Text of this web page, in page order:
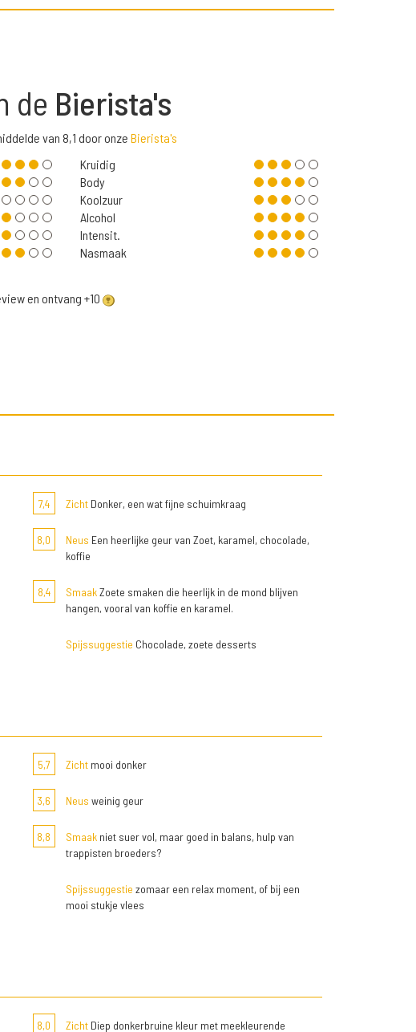
de Bierista's
van 8,1 door onze Bierista's
Kruidig
Body
Koolzuur
Alcohol
Intensit.
Nasmaak
en ontvang +10
7,4 ZichtDonker, een wat fijne schuimkraag
8,0 Neus Een heerlijke geur van Zoet, karamel, chocolade,
koffie
8,4 SmaakZoete smaken die heerlijk in de mond blijven
hangen, vooral van koffie en karamel.
Spijssuggestie Chocolade, zoete desserts
5,7 Zichtmooi donker
3,6 Neus weinig geur
8,8 Smaakniet suer vol, maar goed in balans, hulp van
trappisten broeders?
Spijssuggestie zomaar een relax moment, of bij een
mooi stukje vlees
8,0 ZichtDiep donkerbruine kleur met meekleurende